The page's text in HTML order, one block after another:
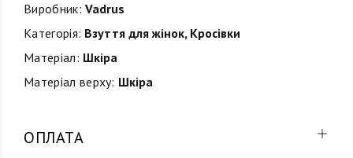
Виробник: Vadrus
Категорія: Взуття для жінок, Кросівки
Матеріал: Шкіра
Матеріал верху: Шкіра
ОПЛАТА